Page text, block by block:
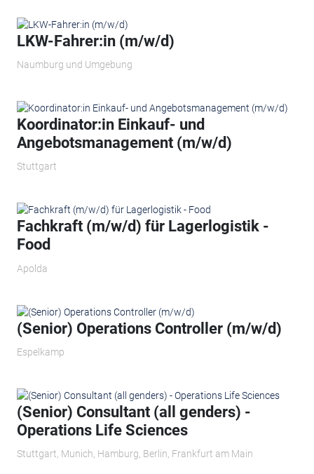
LKW-Fahrer:in (m/w/d)
Naumburg und Umgebung
Koordinator:in Einkauf- und
Angebotsmanagement (m/w/d)
Stuttgart
Fachkraft (m/w/d) für Lagerlogistik -
Food
Apolda
(Senior) Operations Controller (m/w/d)
Espelkamp
(Senior) Consultant (all genders) -
Operations Life Sciences
Stuttgart, Munich, Hamburg, Berlin, Frankfurt am Main